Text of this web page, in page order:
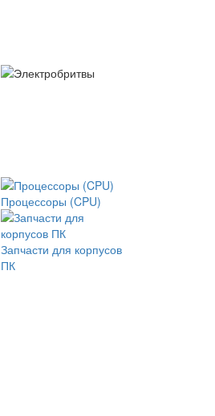
Процессоры (CPU)
Запчасти для корпусов
ПК